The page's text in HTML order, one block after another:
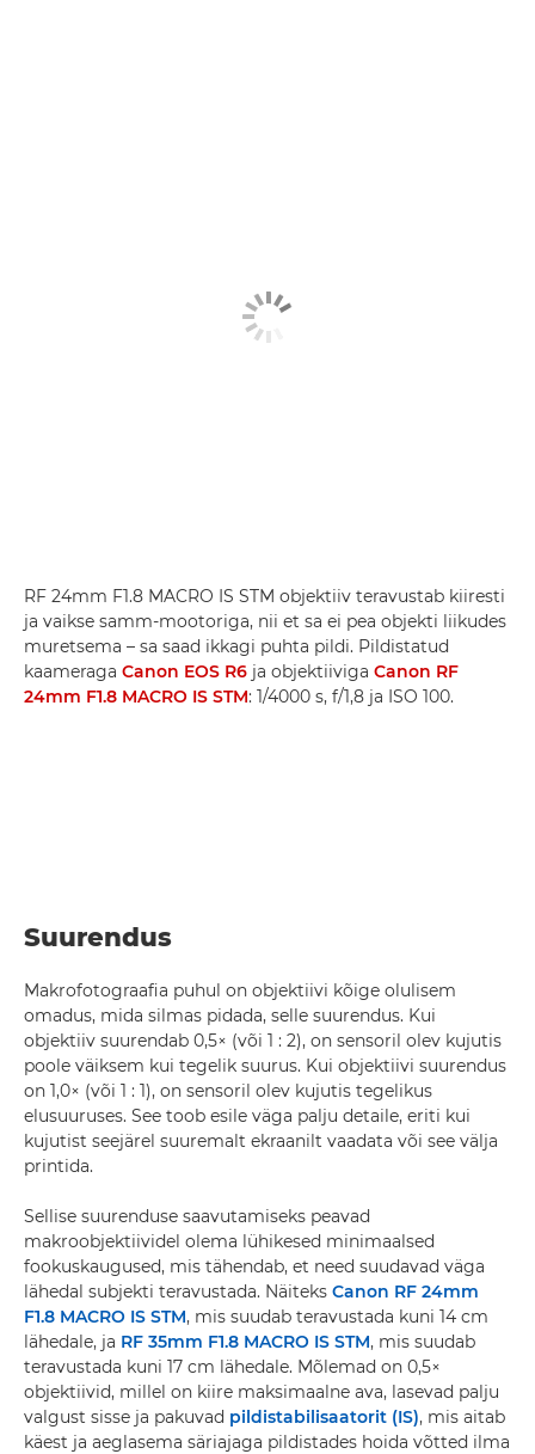
RF 24mm F1.8 MACRO IS STM objektiiv teravustab kiiresti
ja vaikse samm-mootoriga, nii et sa ei pea objekti liikudes
muretsema – sa saad ikkagi puhta pildi. Pildistatud
kaameraga Canon EOS R6 ja objektiiviga Canon RF
24mm F1.8 MACRO IS STM: 1/4000 s, f/1,8 ja ISO 100.
Suurendus
Makrofotograafia puhul on objektiivi kõige olulisem
omadus, mida silmas pidada, selle suurendus. Kui
objektiiv suurendab 0,5× (või 1 : 2), on sensoril olev kujutis
poole väiksem kui tegelik suurus. Kui objektiivi suurendus
on 1,0× (või 1 : 1), on sensoril olev kujutis tegelikus
elusuuruses. See toob esile väga palju detaile, eriti kui
kujutist seejärel suuremalt ekraanilt vaadata või see välja
printida.
Sellise suurenduse saavutamiseks peavad
makroobjektiividel olema lühikesed minimaalsed
fookuskaugused, mis tähendab, et need suudavad väga
lähedal subjekti teravustada. Näiteks Canon RF 24mm
F1.8 MACRO IS STM, mis suudab teravustada kuni 14 cm
lähedale, ja RF 35mm F1.8 MACRO IS STM, mis suudab
teravustada kuni 17 cm lähedale. Mõlemad on 0,5×
objektiivid, millel on kiire maksimaalne ava, lasevad palju
valgust sisse ja pakuvad pildistabilisaatorit (IS), mis aitab
käest ja aeglasema säriajaga pildistades hoida võtted ilma